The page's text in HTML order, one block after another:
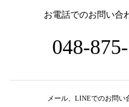
お電話でのお問い合
048-
メール、LINEでのお問い